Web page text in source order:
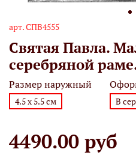
арт.СПВ4555
Святая Павла.
серебряной
Размер наружный
4.5 х 5.5 см В
4490.00 руб